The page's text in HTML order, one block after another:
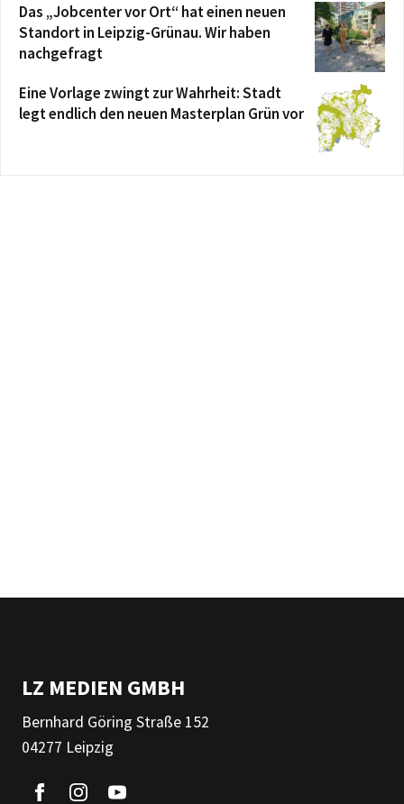
Das „Jobcenter vor Ort“ hat einen neuen
Standort in Leipzig-Grünau. Wir haben
nachgefragt
Eine Vorlage zwingt zur Wahrheit: Stadt
legt endlich den neuen Masterplan Grün vor
LZ MEDIEN GMBH
Bernhard Göring Straße 152
04277 Leipzig